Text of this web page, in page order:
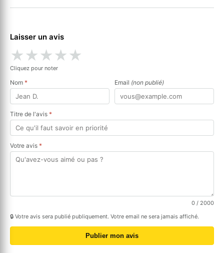
Laisser un avis
★★★★★
Cliquez pour noter
Nom * Email (non publié)
Titre de l'avis *
Votre avis *
0 / 2000
🔒 Votre avis sera publié publiquement. Votre email ne sera jamais affiché.
Publier mon avis